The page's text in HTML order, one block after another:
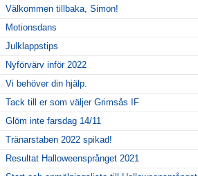
Välkommen tillbaka, Simon!
Motionsdans
Julklappstips
Nyförvärv inför 2022
Vi behöver din hjälp.
Tack till er som väljer Grimsås IF
Glöm inte farsdag 14/11
Tränarstaben 2022 spikad!
Resultat Halloweensprånget 2021